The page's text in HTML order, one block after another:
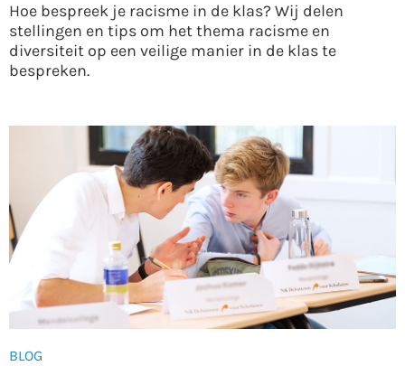
Hoe bespreek je racisme in de klas? Wij delen
stellingen en tips om het thema racisme en
diversiteit op een veilige manier in de klas te
bespreken.
BLOG